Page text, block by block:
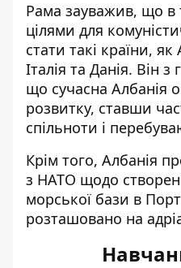
Рама зауважив, що в
цілями для
стати такі країни,
Італія та Данія. Він
що сучасна Албанія
розвитку, ставши
спільноти і
Крім того, Албанія
з НАТО щодо
морської бази в
розташовано на